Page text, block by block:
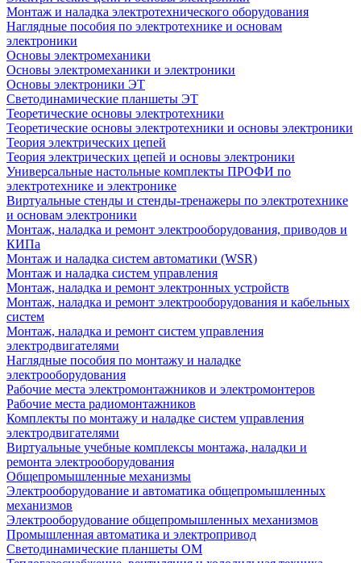
Монтаж и наладка электротехнического оборудования
Наглядные пособия по электротехнике и основам
электроники
Основы электромеханики
Основы электромеханики и электроники
Основы электроники ЭТ
Светодинамические планшеты ЭТ
Теоретические основы электротехники
Теоретические основы электротехники и основы электроники
Теория электрических цепей
Теория электрических цепей и основы электроники
Универсальные настольные комплекты ПРОФИ по
электротехнике и электронике
Виртуальные стенды и стенды-тренажеры по электротехнике
и основам электроники
Монтаж, наладка и ремонт электрооборудования, приводов и
КИПа
Монтаж и наладка систем автоматики (WSR)
Монтаж и наладка систем управления
Монтаж, наладка и ремонт электронных устройств
Монтаж, наладка и ремонт электрооборудования и кабельных
систем
Монтаж, наладка и ремонт систем управления
электродвигателями
Наглядные пособия по монтажу и наладке
электрооборудования
Рабочие места электромонтажников и электромонтеров
Рабочие места радиомонтажников
Комплекты по монтажу и наладке систем управления
электродвигателями
Виртуальные учебные комплексы монтажа, наладки и
ремонта электрооборудования
Общепромышленные механизмы
Электрооборудование и автоматика общепромышленных
механизмов
Электрооборудование общепромышленных механизмов
Промышленная автоматика и электропривод
Светодинамические планшеты ОМ